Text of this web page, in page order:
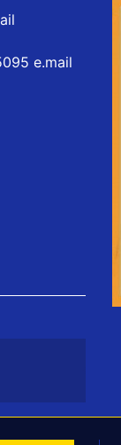
e.mail